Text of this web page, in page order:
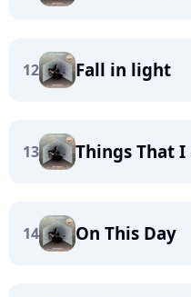
12 Fall in light
13 Things That I
14 On This Day